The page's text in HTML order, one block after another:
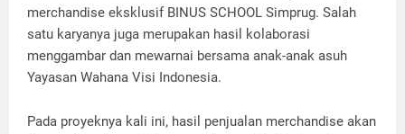
merchandise eksklusif BINUS SCHOOL Simprug. Salah
satu karyanya juga merupakan hasil kolaborasi
menggambar dan mewarnai bersama anak-anak asuh
Yayasan Wahana Visi Indonesia.
Pada proyeknya kali ini, hasil penjualan merchandise akan